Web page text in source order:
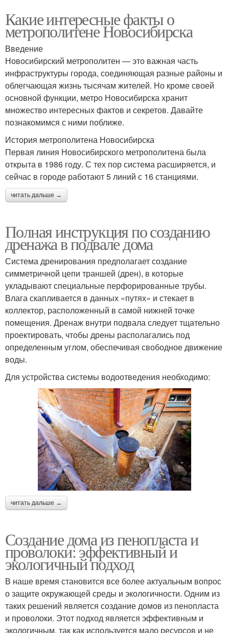
Какие интересные факты о
метрополитене Новосибирска
Введение
Новосибирский метрополитен — это важная часть
инфраструктуры города, соединяющая разные районы и
облегчающая жизнь тысячам жителей. Но кроме своей
основной функции, метро Новосибирска хранит
множество интересных фактов и секретов. Давайте
познакомимся с ними поближе.
История метрополитена Новосибирска
Первая линия Новосибирского метрополитена была
открыта в 1986 году. С тех пор система расширяется, и
сейчас в городе работают 5 линий с 16 станциями.
читать дальше →
Полная инструкция по созданию
дренажа в подвале дома
Система дренирования предполагает создание
симметричной цепи траншей (дрен), в которые
укладывают специальные перфорированные трубы.
Влага скапливается в данных «путях» и стекает в
коллектор, расположенный в самой нижней точке
помещения. Дренаж внутри подвала следует тщательно
проектировать, чтобы дрены располагались под
определенным углом, обеспечивая свободное движение
воды.
Для устройства системы водоотведения необходимо:
читать дальше →
Создание дома из пенопласта и
проволоки: эффективный и
экологичный подход
В наше время становится все более актуальным вопрос
о защите окружающей среды и экологичности. Одним из
таких решений является создание домов из пенопласта
и проволоки. Этот подход является эффективным и
экологичным, так как используется мало ресурсов и не